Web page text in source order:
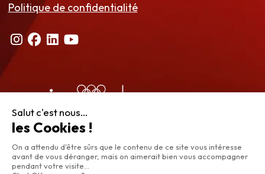
Politique de confidentialité